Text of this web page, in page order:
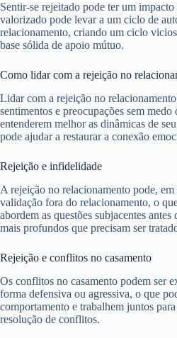
Sentir-se rejeitado pode ter um
valorizado pode levar a um ciclo de
relacionamento, criando um ciclo
base sólida de apoio mútuo.
Como lidar com a rejeição no
Lidar com a rejeição no
sentimentos e preocupações sem
entenderem melhor as dinâmicas de
pode ajudar a restaurar a conexão
Rejeição e infidelidade
A rejeição no relacionamento pode,
validação fora do relacionamento, o
abordem as questões subjacentes
mais profundos que precisam ser
Rejeição e conflitos no casamento
Os conflitos no casamento podem ser
forma defensiva ou agressiva, o que
comportamento e trabalhem juntos
resolução de conflitos.